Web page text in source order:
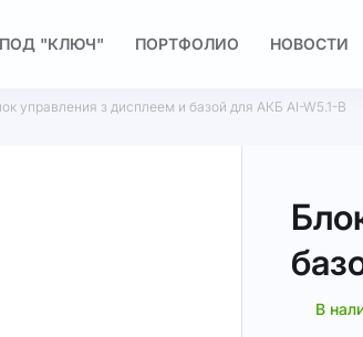
"КЛЮЧ" ПОРТФОЛИО НОВОСТИ
управления з дисплеем и базой для АКБ AI-W5.1-B
В